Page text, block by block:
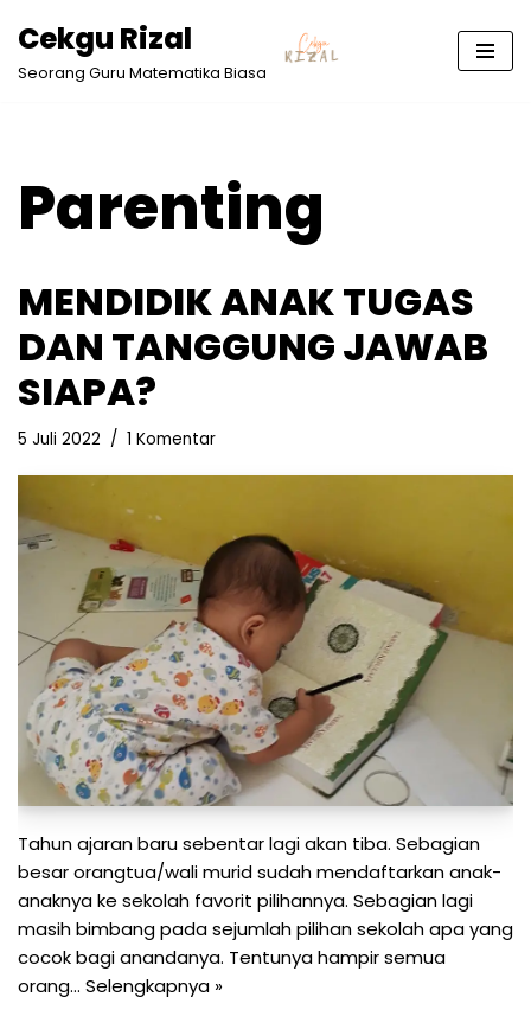
Lompat
Cekgu Rizal
Seorang Guru Matematika Biasa
Parenting
MENDIDIK ANAK TUGAS
DAN TANGGUNG JAWAB
SIAPA?
5 Juli 2022 1 Komentar
Tahun ajaran baru sebentar lagi akan tiba. Sebagian
besar orangtua/wali murid sudah mendaftarkan anak-
anaknya ke sekolah favorit pilihannya. Sebagian lagi
masih bimbang pada sejumlah pilihan sekolah apa yang
cocok bagi anandanya. Tentunya hampir semua
orang… Selengkapnya »